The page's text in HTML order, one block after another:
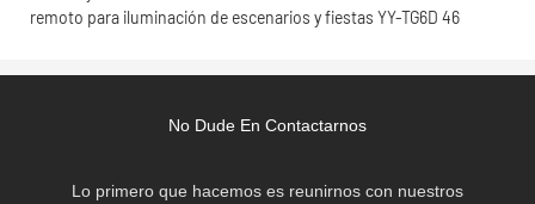
No Dude En Contactarnos
Lo primero que hacemos es reunirnos con nuestros